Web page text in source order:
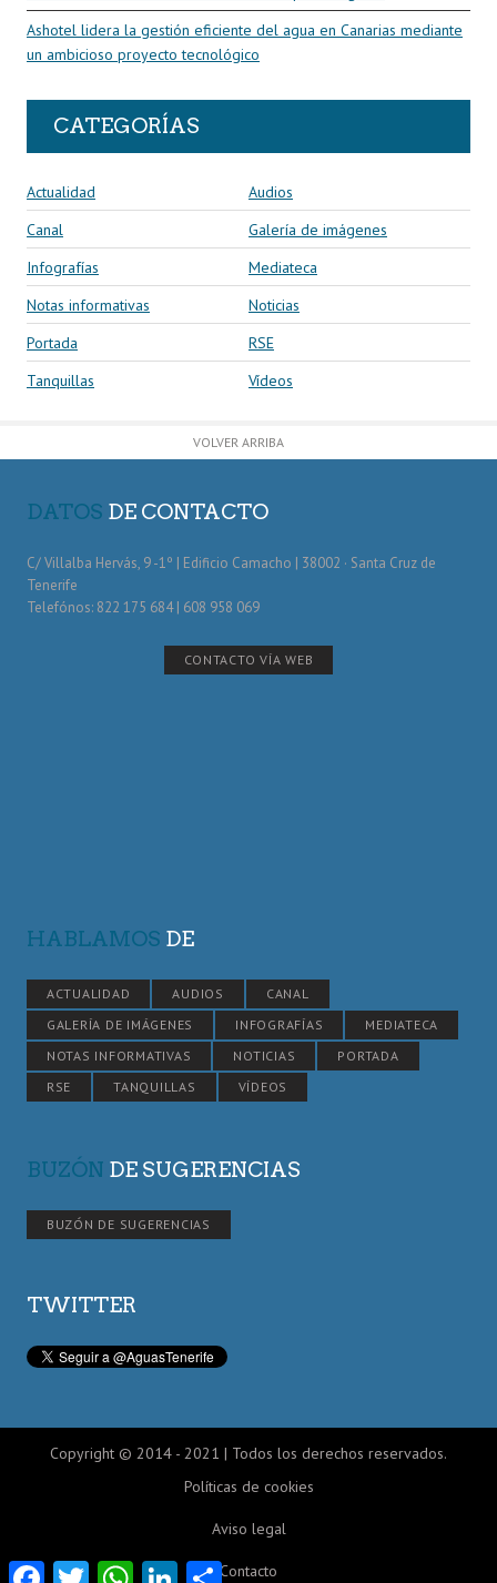
Ashotel lidera la gestión eficiente del agua en Canarias mediante
un ambicioso proyecto tecnológico
CATEGORÍAS
Actualidad
Audios
Canal
Galería de imágenes
Infografías
Mediateca
Notas informativas
Noticias
Portada
RSE
Tanquillas
Vídeos
VOLVER ARRIBA
DATOS DE CONTACTO
C/ Villalba Hervás, 9 -1º | Edificio Camacho | 38002 · Santa Cruz de
Tenerife
Telefónos: 822 175 684 | 608 958 069
CONTACTO VÍA WEB
HABLAMOS DE
ACTUALIDAD AUDIOS
CANAL
GALERÍA DE IMÁGENES
INFOGRAFÍAS
MEDIATECA
NOTAS INFORMATIVAS
NOTICIAS
PORTADA
RSE
TANQUILLAS VÍDEOS
BUZÓN DE SUGERENCIAS
BUZÓN DE SUGERENCIAS
TWITTER
Copyright © 2014 - 2021 | Todos los derechos reservados.
Políticas de cookies
Aviso legal
Contacto
FacebookTwitter WhatsAppLinkedInCompartir